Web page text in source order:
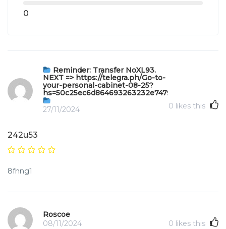
0
Reminder: Transfer NoXL93.
NEXT => https://telegra.ph/Go-to-
your-personal-cabinet-08-25?
hs=50c25ec6d864693263232e747970b49f&
27/11/2024
0 likes this
242u53
8fnng1
Roscoe
08/11/2024
0 likes this